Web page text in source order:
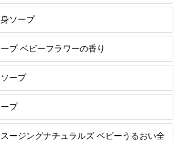
ソープ
プ ベビーフラワーの香り
ープ
プ
ージングナチュラルズ ベビーうるおい全